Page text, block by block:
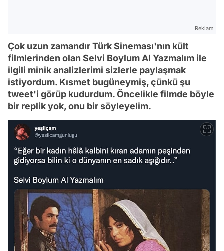
Reklam
Çok uzun zamandır Türk Sineması'nın kült
filmlerinden olan Selvi Boylum Al Yazmalım ile
ilgili minik analizlerimi sizlerle paylaşmak
istiyordum. Kısmet bugüneymiş, çünkü şu
tweet'i görüp kudurdum. Öncelikle filmde böyle
bir replik yok, onu bir söyleyelim.